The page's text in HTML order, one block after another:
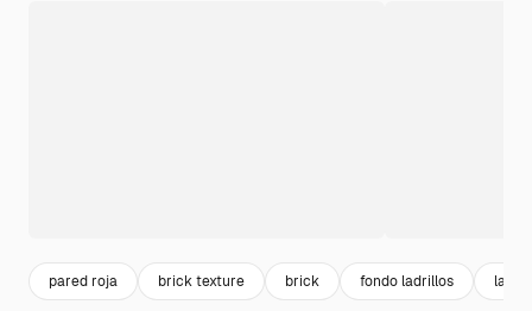
pared roja brick texture brick fondo ladrillos